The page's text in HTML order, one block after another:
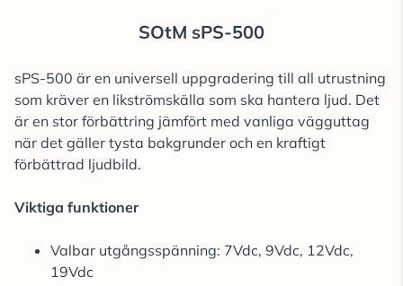
SOtM sPS-500
sPS-500 är en universell uppgradering till all utrustning
som kräver en likströmskälla som ska hantera ljud. Det
är en stor förbättring jämfört med vanliga vägguttag
när det gäller tysta bakgrunder och en kraftigt
förbättrad ljudbild.
Viktiga funktioner
Valbar utgångsspänning: 7Vdc, 9Vdc, 12Vdc,
19Vdc